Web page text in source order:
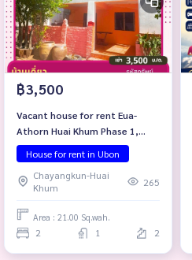
฿3,500
Vacant house for rent Eua-
Athorn Huai Khum Phase 1,
Kham Yai Subdistrict, Mueang
District, Ubon Ratchathani
Province
House for rent in Ubon
Chayangkun-Huai
Khum
265
Area : 21.00 Sq.wah.
2 1 2